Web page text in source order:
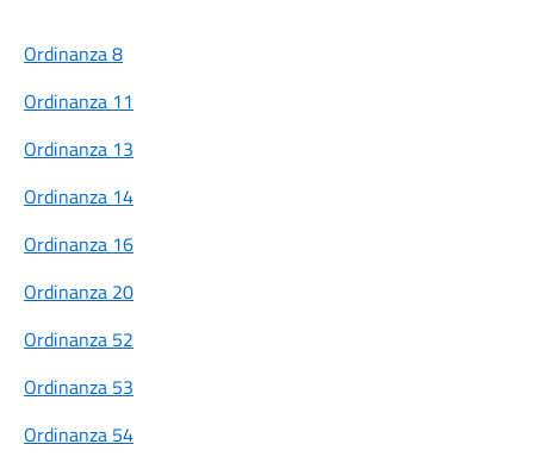
Ordinanza 8
Ordinanza 11
Ordinanza 13
Ordinanza 14
Ordinanza 16
Ordinanza 20
Ordinanza 52
Ordinanza 53
Ordinanza 54